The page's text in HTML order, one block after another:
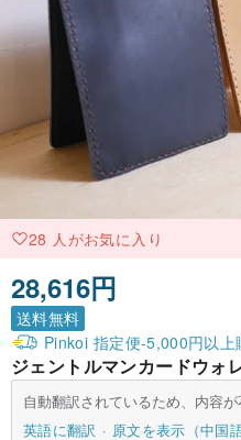
28 人がお気に入り
28,616円
送料無料
Pinkoi 指定便-5,000円以上
ジェントルマンカードウォ
自動翻訳されているため、内容が
英語に翻訳
原文を表示（中国